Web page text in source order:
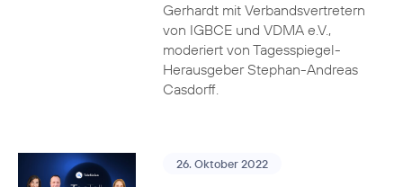
Gerhardt mit Verbandsvertretern
von IGBCE und VDMA e.V.,
moderiert von Tagesspiegel-
Herausgeber Stephan-Andreas
Casdorff.
26. Oktober 2022